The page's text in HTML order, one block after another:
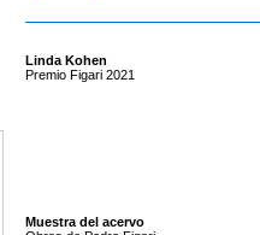
Linda Kohen
Premio Figari 2021
Muestra del acervo